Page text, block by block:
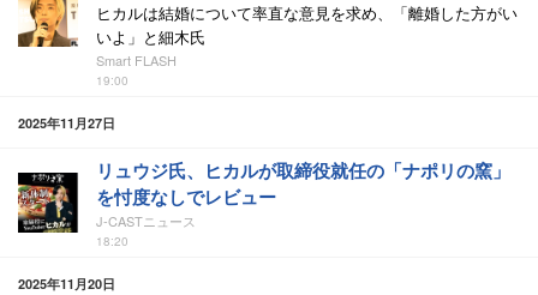
ヒカルは結婚について率直な意見を求め、「離婚した方がい
いよ」と細木氏
Smart FLASH
19:00
2025年11月27日
リュウジ氏、ヒカルが取締役就任の「ナポリの窯」
を忖度なしでレビュー
J-CASTニュース
18:20
2025年11月20日